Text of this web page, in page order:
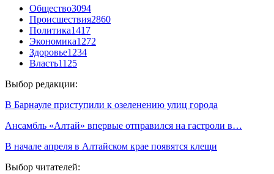
Общество3094
Происшествия2860
Политика1417
Экономика1272
Здоровье1234
Власть1125
Выбор редакции:
В Барнауле приступили к озеленению улиц города
Ансамбль «Алтай» впервые отправился на гастроли в…
В начале апреля в Алтайском крае появятся клещи
Выбор читателей: